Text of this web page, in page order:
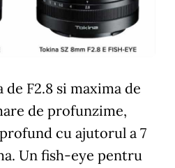
F2.8 si maxima de
de profunzime,
cu ajutorul a 7
Un fish-eye pentru